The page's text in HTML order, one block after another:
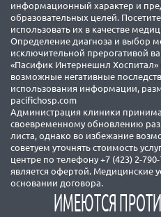
информационный характер и
образовательных целей.
использовать их в качестве
Определение диагноза и выбор
исключительной прерогативой
«Пасифик Интернешнл Хоспитал»
возможные негативные
использования информации,
pacifichosp.com
Администрация клиники
своевременному обновлению
листа, однако во избежание
советуем уточнять стоимость
центре по телефону +7 (423) 2-
является офертой. Медицинские
основании договора.
ИМЕЮТСЯ